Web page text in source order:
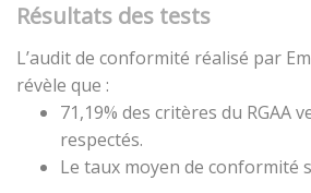
Résultats des tests
L’audit de conformité réalisé par
révèle que :
71,19% des critères du RGAA
respectés.
Le taux moyen de conformité